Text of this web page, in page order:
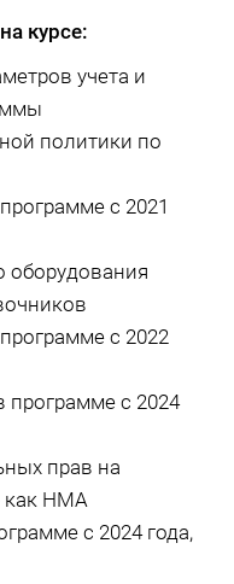
курсе:
учета и
политики по
с 2021
оборудования
с 2022
с 2024
прав на
как НМА
с 2024 года,